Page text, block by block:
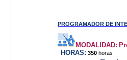
PROGRAMADOR DE
MODALIDAD:
HORAS: 350 horas